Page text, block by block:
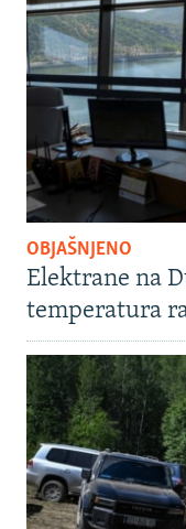
OBJAŠNJENO
Elektrane na
temperatura